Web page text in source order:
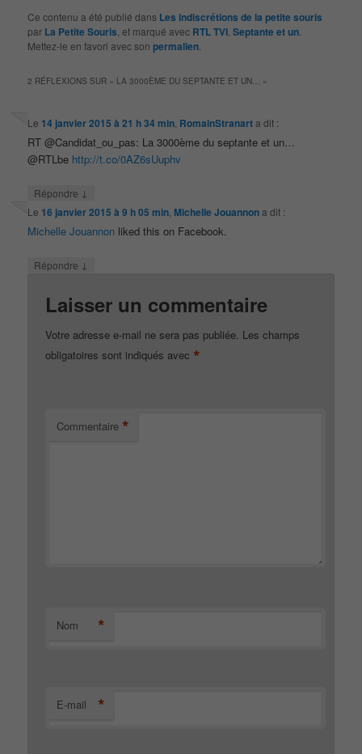
Ce contenu a été publié dans Les indiscrétions de la petite souris
par La Petite Souris , et marqué avec RTL TVI ,Septante et un
Mettez-le en favori avec sonpermalien
2 RÉFLEXIONS SUR « LA 3000ÈME DU SEPTANTE ET UN… »
Le 14 janvier 2015 à 21 h 34 min RomainStranarta dit :
RT @Candidat_ou_pas: La 3000ème du septante et un…
@RTLbe http://t.co/0AZ6sUuphv
Répondre ↓
Le 16 janvier 2015 à 9 h 05 min Michelle Jouannona dit :
Michelle Jouannon liked this on Facebook.
Répondre ↓
Laisser un commentaire
Votre adresse e-mail ne sera pas publiée. Les champs
obligatoires sont indiqués avec *
Commentaire *
Nom *
E-mail *